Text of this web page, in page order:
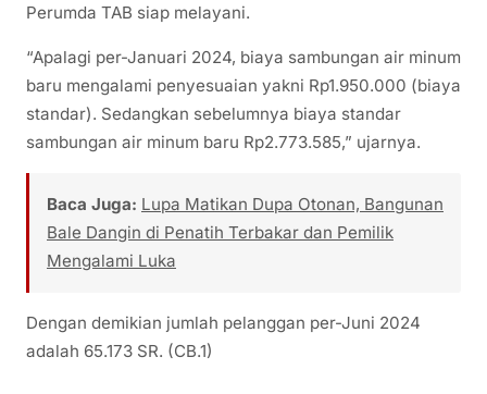
Perumda TAB siap melayani.
“Apalagi per-Januari 2024, biaya sambungan air minum
baru mengalami penyesuaian yakni Rp1.950.000 (biaya
standar). Sedangkan sebelumnya biaya standar
sambungan air minum baru Rp2.773.585,” ujarnya.
Baca Juga: Lupa Matikan Dupa Otonan, Bangunan
Bale Dangin di Penatih Terbakar dan Pemilik
Mengalami Luka
Dengan demikian jumlah pelanggan per-Juni 2024
adalah 65.173 SR. (CB.1)